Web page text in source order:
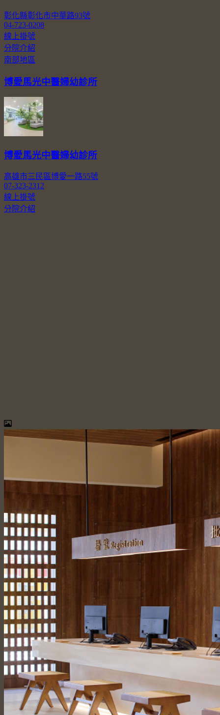
彰化縣彰化市中華路93號
04-723-0208
線上掛號
分院介紹
南部地區
博愛馬光中醫婦幼診所
博愛馬光中醫婦幼診所
高雄市三民區博愛一路55號
07-323-2312
線上掛號
分院介紹